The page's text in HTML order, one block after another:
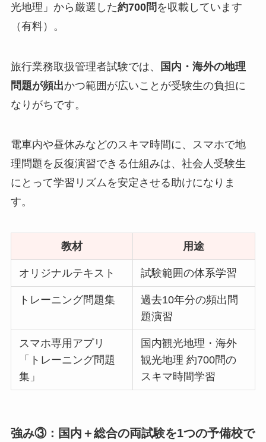
光地理」から厳選した約700問 を収載しています
（有料）。
旅行業務取扱管理者試験では、
国内・海外の地理
問題が頻出かつ範囲が広いことが受験生の負担に
なりがちです。
電車内や昼休みなどのスキマ時間に、スマホで地
理問題を反復演習できる仕組みは、社会人受験生
にとって学習リズムを安定させる助けになりま
す。
教材 用途
オリジナルテキスト 試験範囲の体系学習
トレーニング問題集
過去10年分の頻出問
題演習
スマホ専用アプリ
「トレーニング問題
集」
国内観光地理・海外
観光地理 約700問の
スキマ時間学習
強み③：国内＋総合の両試験を1つの予備校で